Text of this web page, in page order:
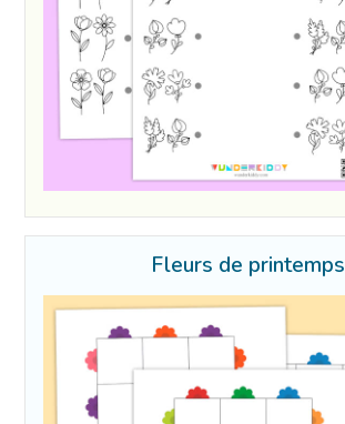
Fleurs de printemps